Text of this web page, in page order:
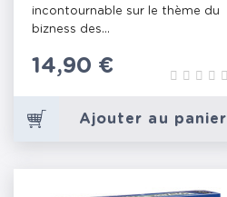
incontournable sur le thème du
bizness des...
Prix
14,90 €
Ajouter au panier